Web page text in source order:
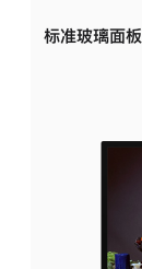
标准玻璃面